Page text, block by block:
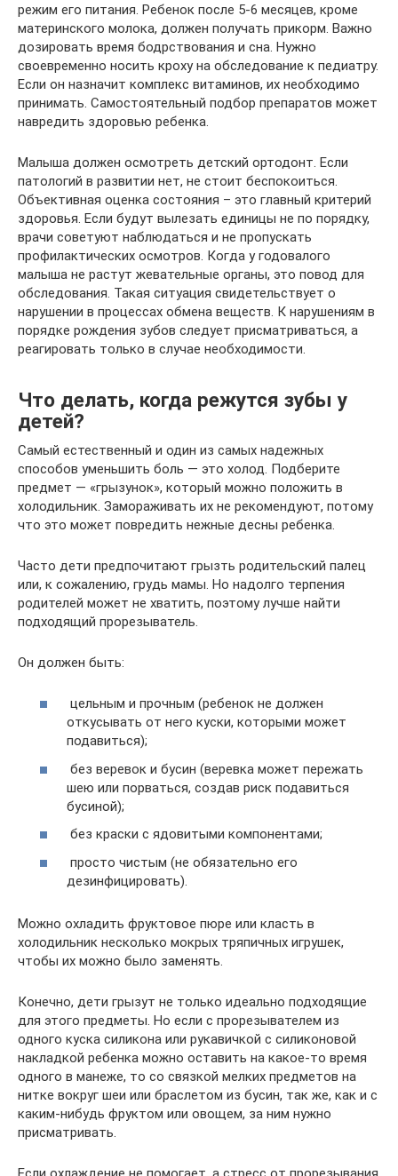
режим его питания. Ребенок после 5-6 месяцев, кроме
материнского молока, должен получать прикорм. Важно
дозировать время бодрствования и сна. Нужно
своевременно носить кроху на обследование к педиатру.
Если он назначит комплекс витаминов, их необходимо
принимать. Самостоятельный подбор препаратов может
навредить здоровью ребенка.
Малыша должен осмотреть детский ортодонт. Если
патологий в развитии нет, не стоит беспокоиться.
Объективная оценка состояния – это главный критерий
здоровья. Если будут вылезать единицы не по порядку,
врачи советуют наблюдаться и не пропускать
профилактических осмотров. Когда у годовалого
малыша не растут жевательные органы, это повод для
обследования. Такая ситуация свидетельствует о
нарушении в процессах обмена веществ. К нарушениям в
порядке рождения зубов следует присматриваться, а
реагировать только в случае необходимости.
Что делать, когда режутся зубы у
детей?
Самый естественный и один из самых надежных
способов уменьшить боль — это холод. Подберите
предмет — «грызунок», который можно положить в
холодильник. Замораживать их не рекомендуют, потому
что это может повредить нежные десны ребенка.
Часто дети предпочитают грызть родительский палец
или, к сожалению, грудь мамы. Но надолго терпения
родителей может не хватить, поэтому лучше найти
подходящий прорезыватель.
Он должен быть:
цельным и прочным (ребенок не должен
откусывать от него куски, которыми может
подавиться);
без веревок и бусин (веревка может пережать
шею или порваться, создав риск подавиться
бусиной);
без краски с ядовитыми компонентами;
просто чистым (не обязательно его
дезинфицировать).
Можно охладить фруктовое пюре или класть в
холодильник несколько мокрых тряпичных игрушек,
чтобы их можно было заменять.
Конечно, дети грызут не только идеально подходящие
для этого предметы. Но если с прорезывателем из
одного куска силикона или рукавичкой с силиконовой
накладкой ребенка можно оставить на какое-то время
одного в манеже, то со связкой мелких предметов на
нитке вокруг шеи или браслетом из бусин, так же, как и с
каким-нибудь фруктом или овощем, за ним нужно
присматривать.